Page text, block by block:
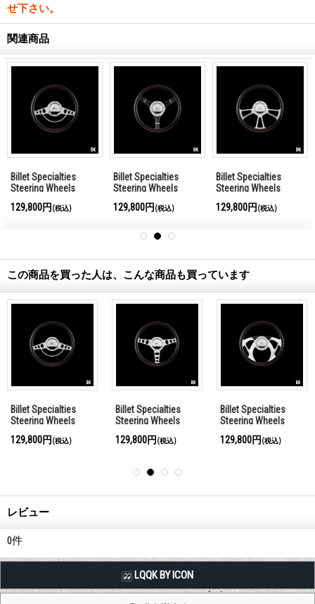
せ下さい。
関連商品
Billet Specialties
Steering Wheels
129,800円 (税込)
Billet Specialties
Steering Wheels
129,800円 (税込)
Billet Specialties
Steering Wheels
129,800円 (税込)
この商品を買った人は、こんな商品も買っています
Billet Specialties
Steering Wheels
129,800円 (税込)
Billet Specialties
Steering Wheels
129,800円 (税込)
Billet Specialties
Steering Wheels
129,800円 (税込)
レビュー
0件
LQQK BY ICON